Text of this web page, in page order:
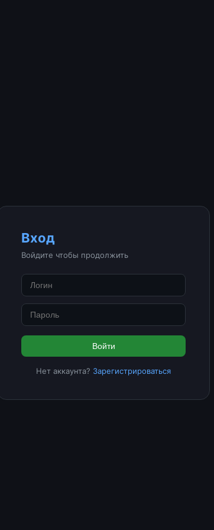
Вход
Войдите чтобы продолжить
Войти
Нет аккаунта? Зарегистрироваться